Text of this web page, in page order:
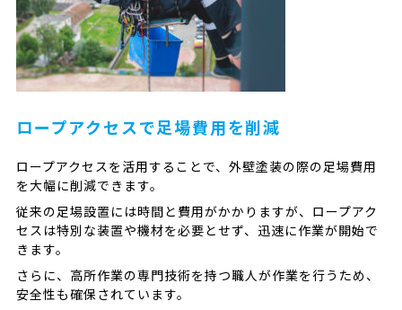
ロープアクセスで足場費用を削減
ロープアクセスを活用することで、外壁塗装の際の足場費用
を大幅に削減できます。
従来の足場設置には時間と費用がかかりますが、ロープアク
セスは特別な装置や機材を必要とせず、迅速に作業が開始で
きます。
さらに、高所作業の専門技術を持つ職人が作業を行うため、
安全性も確保されています。